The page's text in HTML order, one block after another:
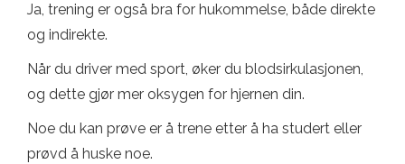
Ja, trening er også bra for hukommelse, både direkte
og indirekte.
Når du driver med sport, øker du blodsirkulasjonen,
og dette gjør mer oksygen for hjernen din.
Noe du kan prøve er å trene etter å ha studert eller
prøvd å huske noe.